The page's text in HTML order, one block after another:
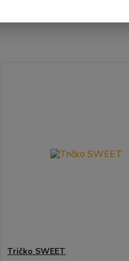
Tričko SWEET